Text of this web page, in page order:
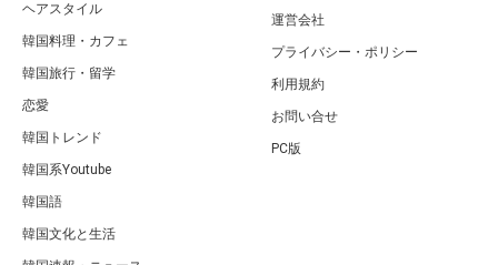
ヘアスタイル
韓国料理・カフェ
韓国旅行・留学
恋愛
韓国トレンド
韓国系Youtube
韓国語
韓国文化と生活
運営会社
プライバシー・ポリシー
利用規約
お問い合せ
PC版